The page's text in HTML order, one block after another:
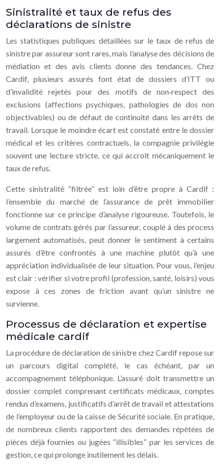
Sinistralité et taux de refus des
déclarations de sinistre
Les statistiques publiques détaillées sur le taux de refus de
sinistre par assureur sont rares, mais l’analyse des décisions de
médiation et des avis clients donne des tendances. Chez
Cardif, plusieurs assurés font état de dossiers d’ITT ou
d’invalidité rejetés pour des motifs de non‑respect des
exclusions (affections psychiques, pathologies de dos non
objectivables) ou de défaut de continuité dans les arrêts de
travail. Lorsque le moindre écart est constaté entre le dossier
médical et les critères contractuels, la compagnie privilégie
souvent une lecture stricte, ce qui accroît mécaniquement le
taux de refus.
Cette sinistralité “filtrée” est loin d’être propre à Cardif :
l’ensemble du marché de l’assurance de prêt immobilier
fonctionne sur ce principe d’analyse rigoureuse. Toutefois, le
volume de contrats gérés par l’assureur, couplé à des process
largement automatisés, peut donner le sentiment à certains
assurés d’être confrontés à une machine plutôt qu’à une
appréciation individualisée de leur situation. Pour vous, l’enjeu
est clair : vérifier si votre profil (profession, santé, loisirs) vous
expose à ces zones de friction avant qu’un sinistre ne
survienne.
Processus de déclaration et expertise
médicale cardif
La procédure de déclaration de sinistre chez Cardif repose sur
un parcours digital complété, le cas échéant, par un
accompagnement téléphonique. L’assuré doit transmettre un
dossier complet comprenant certificats médicaux, comptes
rendus d’examens, justificatifs d’arrêt de travail et attestations
de l’employeur ou de la caisse de Sécurité sociale. En pratique,
de nombreux clients rapportent des demandes répétées de
pièces déjà fournies ou jugées “illisibles” par les services de
gestion, ce qui prolonge inutilement les délais.